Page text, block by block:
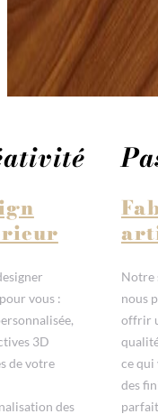
vous :
3D
de votre
des
Notre
nous
offrir
ce qui
des